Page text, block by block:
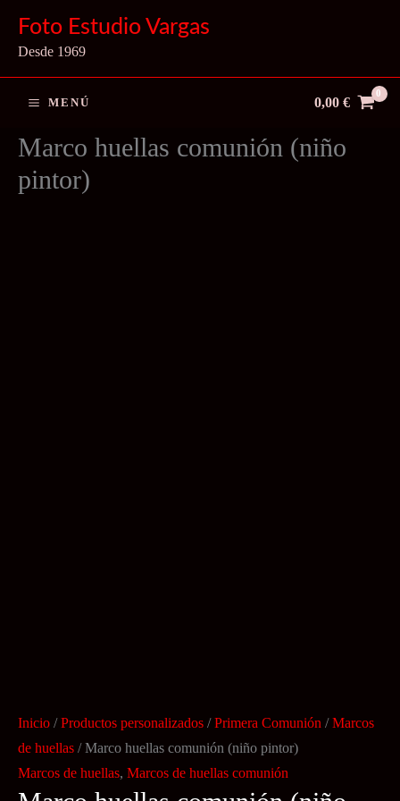
contenido
Foto Estudio Vargas
Desde 1969
MENÚ 0,00 €
Marco huellas comunión (niño
pintor)
Inicio /Productos personalizados /Primera Comunión /Marcos
de huellas / Marco huellas comunión (niño pintor)
Marcos de huellas, Marcos de huellas comunión